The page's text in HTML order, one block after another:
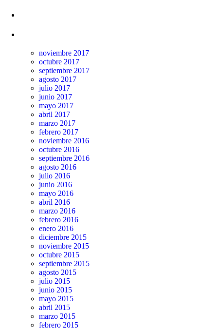
noviembre 2017
octubre 2017
septiembre 2017
agosto 2017
julio 2017
junio 2017
mayo 2017
abril 2017
marzo 2017
febrero 2017
noviembre 2016
octubre 2016
septiembre 2016
agosto 2016
julio 2016
junio 2016
mayo 2016
abril 2016
marzo 2016
febrero 2016
enero 2016
diciembre 2015
noviembre 2015
octubre 2015
septiembre 2015
agosto 2015
julio 2015
junio 2015
mayo 2015
abril 2015
marzo 2015
febrero 2015